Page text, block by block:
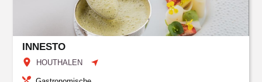
INNESTO
HOUTHALEN